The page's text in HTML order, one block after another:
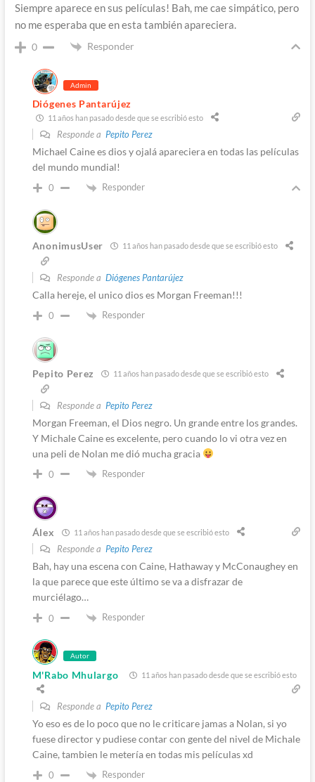
Siempre aparece en sus películas! Bah, me cae simpático, pero
no me esperaba que en esta también apareciera.
0 Responder
Admin
Diógenes Pantarújez
11 años han pasado desde que se escribió esto
Responde a Pepito Perez
Michael Caine es dios y ojalá apareciera en todas las películas
del mundo mundial!
0 Responder
AnonimusUser 11 años han pasado desde que se escribió esto
Responde a Diógenes Pantarújez
Calla hereje, el unico dios es Morgan Freeman!!!
0 Responder
Pepito Perez 11 años han pasado desde que se escribió esto
Responde a Pepito Perez
Morgan Freeman, el Dios negro. Un grande entre los grandes.
Y Michale Caine es excelente, pero cuando lo vi otra vez en
una peli de Nolan me dió mucha gracia
0 Responder
Álex 11 años han pasado desde que se escribió esto
Responde a Pepito Perez
Bah, hay una escena con Caine, Hathaway y McConaughey en
la que parece que este último se va a disfrazar de
murciélago…
0 Responder
Autor
M'Rabo Mhulargo 11 años han pasado desde que se escribió esto
Responde a Pepito Perez
Yo eso es de lo poco que no le criticare jamas a Nolan, si yo
fuese director y pudiese contar con gente del nivel de Michale
Caine, tambien le metería en todas mis películas xd
0 Responder